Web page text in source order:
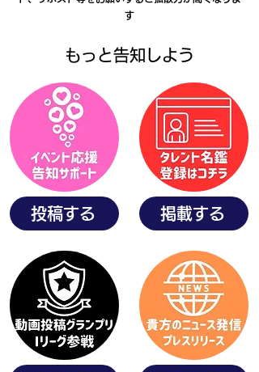
す
もっと告知しよう
投稿する 掲載する